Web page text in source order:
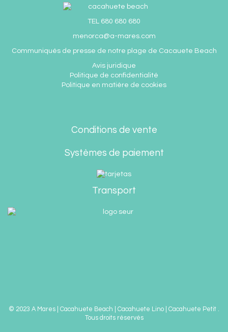
TEL 680 680 680
menorca@a-mares.com
Communiqués de presse de notre plage de Cacauete Beach
Avis juridique
Politique de confidentialité
Politique en matière de cookies
Conditions de vente
Systèmes de paiement
Transport
© 2023 A Mares | Cacahuete Beach | Cacahuete Lino | Cacahuete Petit .
Tous droits réservés